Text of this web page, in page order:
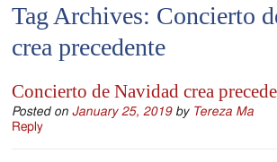
Serving
Catholics
of
the
Tag Archives: Concierto
crea precedente
Concierto de Navidad crea
Posted onJanuary 25, 2019 by Tereza Ma
Reply